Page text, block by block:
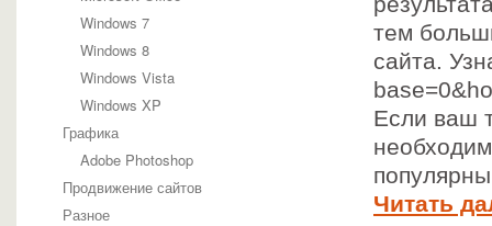
Windows 7
Windows 8
Windows Vista
Windows XP
Графика
Adobe Photoshop
Продвижение сайтов
Разное
тем
сайта.
Если ваш
Читать